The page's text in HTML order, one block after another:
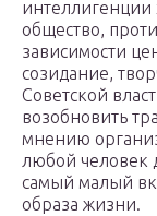
интеллигенции
общество,
зависимости
созидание,
Советской
возобновить
мнению
любой человек
самый малый
образа жизни.